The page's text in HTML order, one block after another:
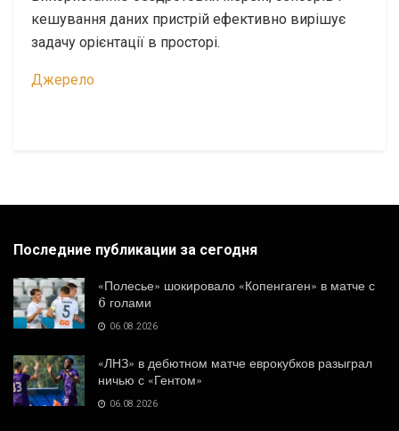
кешування даних пристрій ефективно вирішує
задачу орієнтації в просторі.
Джерело
Последние публикации за сегодня
«Полесье» шокировало «Копенгаген» в матче с
6 голами
06.08.2026
«ЛНЗ» в дебютном матче еврокубков разыграл
ничью с «Гентом»
06.08.2026